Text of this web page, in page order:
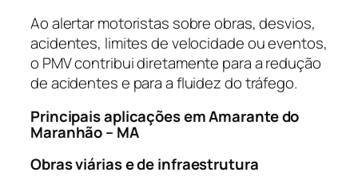
Ao alertar motoristas sobre obras, desvios,
acidentes, limites de velocidade ou eventos,
o PMV contribui diretamente para a redução
de acidentes e para a fluidez do tráfego.
Principais aplicações em Amarante do
Maranhão – MA
Obras viárias e de infraestrutura